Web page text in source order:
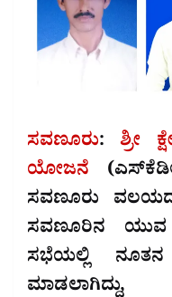
ಸವಣೂರು:ಶ್ರೀ
ಯೋಜನೆ
ಸವಣೂರು
ಸವಣೂರಿನ ಯುವ
ಸಭೆಯಲ್ಲಿ ನೂತನ